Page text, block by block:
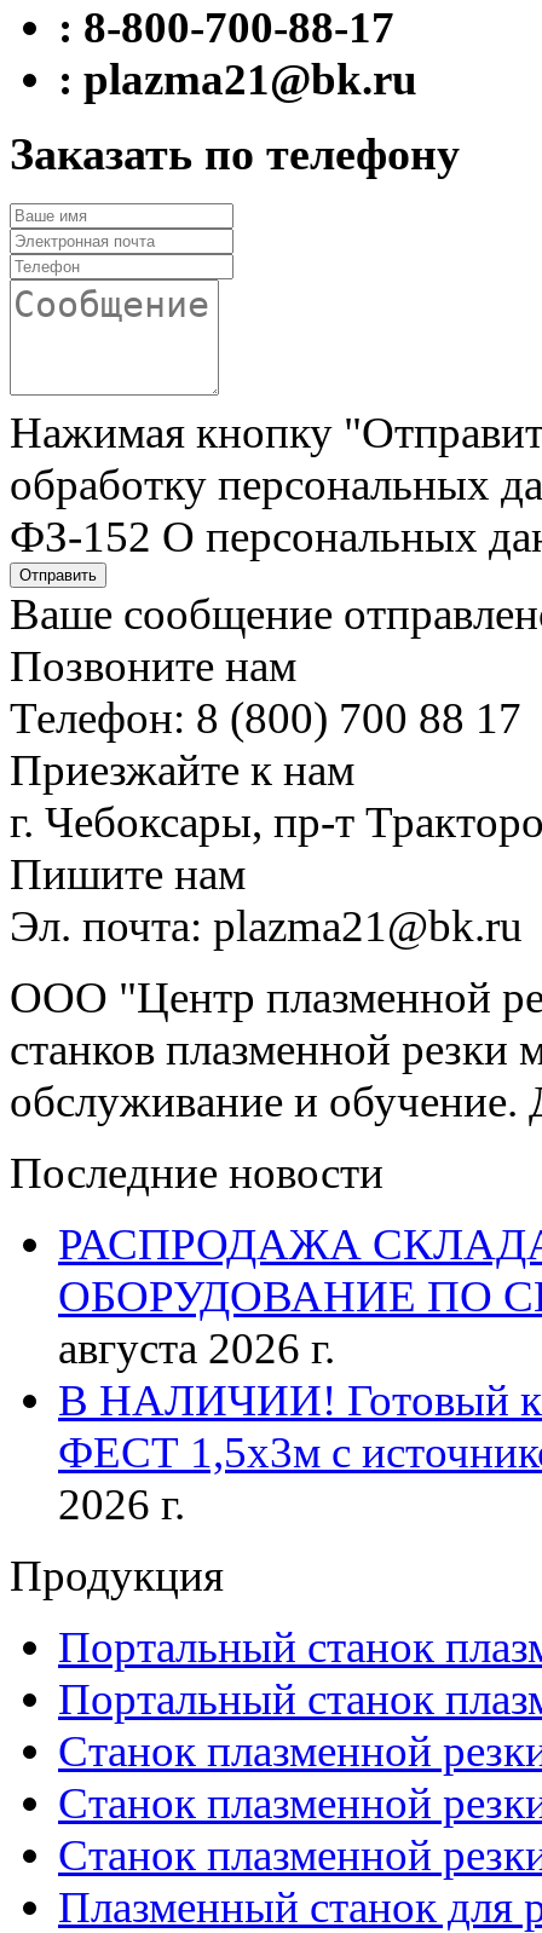
: 8-800-700-88-17
: plazma21@bk.ru
Заказать по телефону
Нажимая кнопку
обработку персональных
ФЗ-152 О персональных
Отправить
Ваше сообщение
Позвоните нам
Телефон: 8 (800) 700 88 17
Приезжайте к нам
г. Чебоксары, пр-т
Пишите нам
Эл. почта: plazma21@bk.ru
ООО "Центр плазменной
станков плазменной резки
обслуживание и обучение.
Последние новости
РАСПРОДАЖА
ОБОРУДОВАНИЕ ПО
августа 2026 г.
В НАЛИЧИИ! Готовый к
ФЕСТ 1,5х3м с
2026 г.
Продукция
Портальный станок
Портальный станок
Станок плазменной
Станок плазменной
Станок плазменной
Плазменный станок для